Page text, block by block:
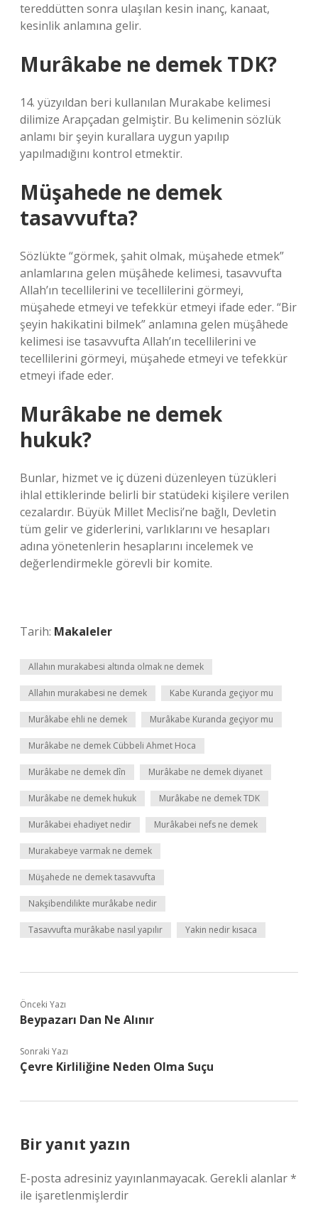
tereddütten sonra ulaşılan kesin inanç, kanaat,
kesinlik anlamına gelir.
Murâkabe ne demek TDK?
14. yüzyıldan beri kullanılan Murakabe kelimesi
dilimize Arapçadan gelmiştir. Bu kelimenin sözlük
anlamı bir şeyin kurallara uygun yapılıp
yapılmadığını kontrol etmektir.
Müşahede ne demek
tasavvufta?
Sözlükte “görmek, şahit olmak, müşahede etmek”
anlamlarına gelen müşâhede kelimesi, tasavvufta
Allah’ın tecellilerini ve tecellilerini görmeyi,
müşahede etmeyi ve tefekkür etmeyi ifade eder. “Bir
şeyin hakikatini bilmek” anlamına gelen müşâhede
kelimesi ise tasavvufta Allah’ın tecellilerini ve
tecellilerini görmeyi, müşahede etmeyi ve tefekkür
etmeyi ifade eder.
Murâkabe ne demek
hukuk?
Bunlar, hizmet ve iç düzeni düzenleyen tüzükleri
ihlal ettiklerinde belirli bir statüdeki kişilere verilen
cezalardır. Büyük Millet Meclisi’ne bağlı, Devletin
tüm gelir ve giderlerini, varlıklarını ve hesapları
adına yönetenlerin hesaplarını incelemek ve
değerlendirmekle görevli bir komite.
Tarih: Makaleler
Allahın murakabesi altında olmak ne demek
Allahın murakabesi ne demek Kabe Kuranda geçiyor mu
Murâkabe ehli ne demek Murâkabe Kuranda geçiyor mu
Murâkabe ne demek Cübbeli Ahmet Hoca
Murâkabe ne demek dîn Murâkabe ne demek diyanet
Murâkabe ne demek hukuk Murâkabe ne demek TDK
Murâkabei ehadiyet nedir Murâkabei nefs ne demek
Murakabeye varmak ne demek
Müşahede ne demek tasavvufta
Nakşibendilikte murâkabe nedir
Tasavvufta murâkabe nasıl yapılır Yakin nedir kısaca
Önceki Yazı
Beypazarı Dan Ne Alınır
Sonraki Yazı
Çevre Kirliliğine Neden Olma Suçu
Bir yanıt yazın
E-posta adresiniz yayınlanmayacak. Gerekli alanlar*
ile işaretlenmişlerdir